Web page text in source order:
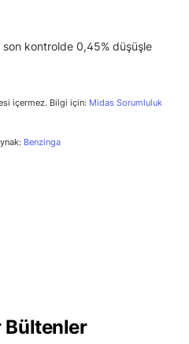
kontrolde 0,45% düşüşle
içermez. Bilgi için: Midas Sorumluluk
Benzinga
Bültenler